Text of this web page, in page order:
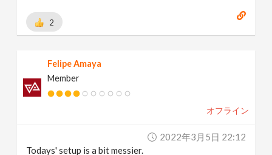
2
Felipe Amaya
Member
オフライン
2022年3月5日 22:12
Todays' setup is a bit messier.